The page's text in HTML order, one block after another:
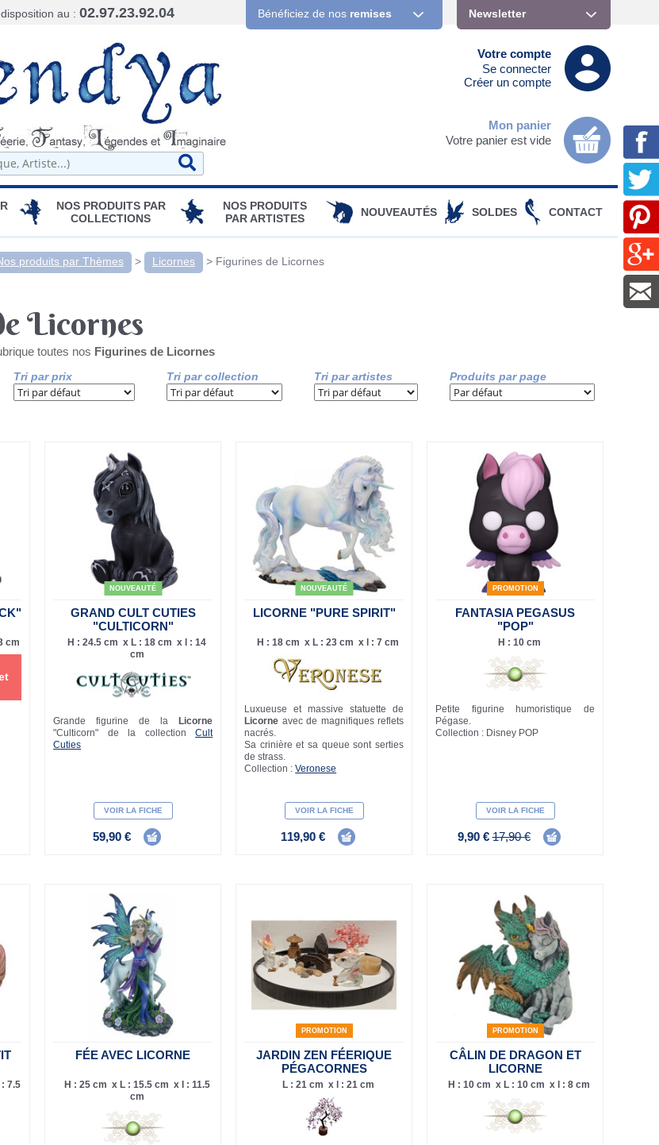
au : 02.97.23.92.04 Bénéficiez de nos remises Newsletter
Votre compte
Se connecter
Créer un compte
Mon panier
Votre panier est vide
NOS PRODUITS PAR
COLLECTIONS
NOS PRODUITS
PAR ARTISTES
NOUVEAUTÉS SOLDES CONTACT
produits par Thèmes > Licornes > Figurines de Licornes
Licornes
toutes nos Figurines de Licornes
Tri par prix Tri par collection Tri par artistes Produits par page
cm
NOUVEAUTÉ
GRAND CULT CUTIES
"CULTICORN"
H : 24.5 cm x L : 18 cm x l : 14
cm
Grande figurine de laLicorne
"Culticorn" de la collectionCult
Cuties
VOIR LA FICHE
59,90 €
NOUVEAUTÉ
LICORNE "PURE SPIRIT"
H : 18 cm x L : 23 cm x l : 7 cm
Luxueuse et massive statuette de
Licorne avec de magnifiques reflets
nacrés.
Sa crinière et sa queue sont serties
de strass.
Collection :Veronese
VOIR LA FICHE
119,90 €
PROMOTION
FANTASIA PEGASUS
"POP"
H : 10 cm
Petite figurine humoristique de
Pégase.
Collection : Disney POP
VOIR LA FICHE
9,90 €17,90 €
7.5
FÉE AVEC LICORNE
H : 25 cm x L : 15.5 cm x l : 11.5
cm
PROMOTION
JARDIN ZEN FÉERIQUE
PÉGACORNES
L : 21 cm x l : 21 cm
PROMOTION
CÂLIN DE DRAGON ET
LICORNE
H : 10 cm x L : 10 cm x l : 8 cm